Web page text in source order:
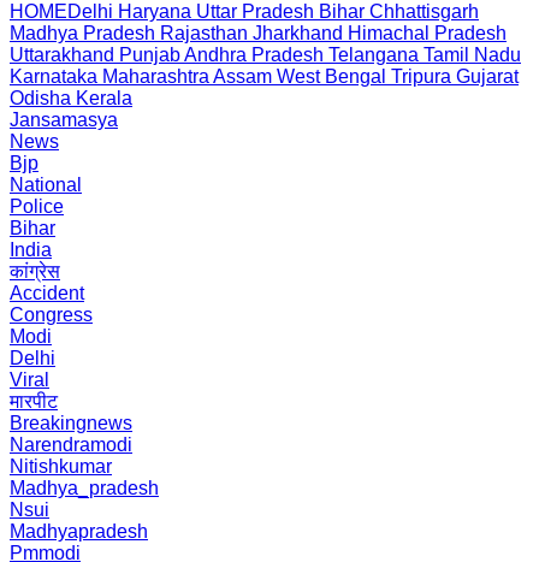
HOMEDelhi Haryana Uttar Pradesh Bihar Chhattisgarh
Madhya Pradesh Rajasthan Jharkhand Himachal Pradesh
Uttarakhand PunjabAndhra Pradesh Telangana Tamil Nadu
Karnataka Maharashtra Assam West Bengal Tripura Gujarat
Odisha Kerala
Jansamasya
News
Bjp
National
Police
Bihar
India
कांग्रेस
Accident
Congress
Modi
Delhi
Viral
मारपीट
Breakingnews
Narendramodi
Nitishkumar
Madhya_pradesh
Nsui
Madhyapradesh
Pmmodi